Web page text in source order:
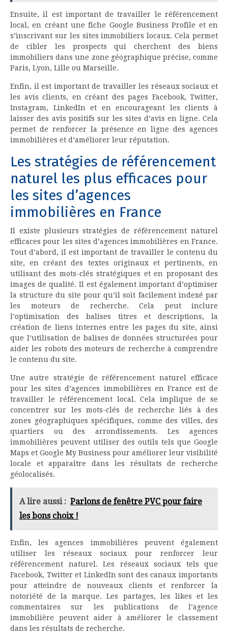
Ensuite, il est important de travailler le référencement
local, en créant une fiche Google Business Profile et en
s’inscrivant sur les sites immobiliers locaux. Cela permet
de cibler les prospects qui cherchent des biens
immobiliers dans une zone géographique précise, comme
Paris, Lyon, Lille ou Marseille.
Enfin, il est important de travailler les réseaux sociaux et
les avis clients, en créant des pages Facebook, Twitter,
Instagram, LinkedIn et en encourageant les clients à
laisser des avis positifs sur les sites d’avis en ligne. Cela
permet de renforcer la présence en ligne des agences
immobilières et d’améliorer leur réputation.
Les stratégies de référencement
naturel les plus efficaces pour
les sites d’agences
immobilières en France
Il existe plusieurs stratégies de référencement naturel
efficaces pour les sites d’agences immobilières en France.
Tout d’abord, il est important de travailler le contenu du
site, en créant des textes originaux et pertinents, en
utilisant des mots-clés stratégiques et en proposant des
images de qualité. Il est également important d’optimiser
la structure du site pour qu’il soit facilement indexé par
les moteurs de recherche. Cela peut inclure
l’optimisation des balises titres et descriptions, la
création de liens internes entre les pages du site, ainsi
que l’utilisation de balises de données structurées pour
aider les robots des moteurs de recherche à comprendre
le contenu du site.
Une autre stratégie de référencement naturel efficace
pour les sites d’agences immobilières en France est de
travailler le référencement local. Cela implique de se
concentrer sur les mots-clés de recherche liés à des
zones géographiques spécifiques, comme des villes, des
quartiers ou des arrondissements. Les agences
immobilières peuvent utiliser des outils tels que Google
Maps et Google My Business pour améliorer leur visibilité
locale et apparaître dans les résultats de recherche
géolocalisés.
A lire aussi : Parlons de fenêtre PVC pour faire
les bons choix !
Enfin, les agences immobilières peuvent également
utiliser les réseaux sociaux pour renforcer leur
référencement naturel. Les réseaux sociaux tels que
Facebook, Twitter et LinkedIn sont des canaux importants
pour atteindre de nouveaux clients et renforcer la
notoriété de la marque. Les partages, les likes et les
commentaires sur les publications de l’agence
immobilière peuvent aider à améliorer le classement
dans les résultats de recherche.